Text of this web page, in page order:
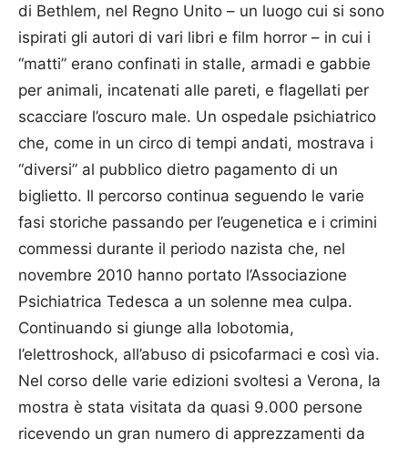
di Bethlem, nel Regno Unito – un luogo cui si sono
ispirati gli autori di vari libri e film horror – in cui i
“matti” erano confinati in stalle, armadi e gabbie
per animali, incatenati alle pareti, e flagellati per
scacciare l’oscuro male. Un ospedale psichiatrico
che, come in un circo di tempi andati, mostrava i
“diversi” al pubblico dietro pagamento di un
biglietto. Il percorso continua seguendo le varie
fasi storiche passando per l’eugenetica e i crimini
commessi durante il periodo nazista che, nel
novembre 2010 hanno portato l’Associazione
Psichiatrica Tedesca a un solenne mea culpa.
Continuando si giunge alla lobotomia,
l’elettroshock, all’abuso di psicofarmaci e così via.
Nel corso delle varie edizioni svoltesi a Verona, la
mostra è stata visitata da quasi 9.000 persone
ricevendo un gran numero di apprezzamenti da